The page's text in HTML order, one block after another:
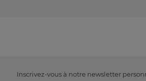
Inscrivez-vous à notre newsletter